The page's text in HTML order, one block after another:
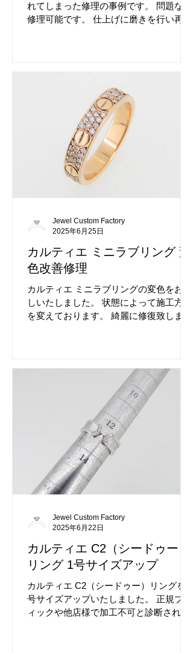
れてしまった修理の事例です。 問題なく
修理可能です。 仕上げに磨きを行い再メ
ルカスタムファクトリーにお任せくださ
カルティエ ミニラブリング 変
色改善修理
カルティエ ミニラブリングの変色をお直
しいたしました。 状態によって施工方法
を変えております。 綺麗に修復致しまし
原因は様々です。 状態に適した修理を行
Jewel Custom Factory
2025年6月25日
カルティエ C2（シードゥー）
リング 1号サイズアップ
カルティエ C2（シードゥー）リングを1
号サイズアップいたしました。 正規ブテ
ィックや他店様で加工不可と診断された
Jewel Custom Factory
2025年6月22日